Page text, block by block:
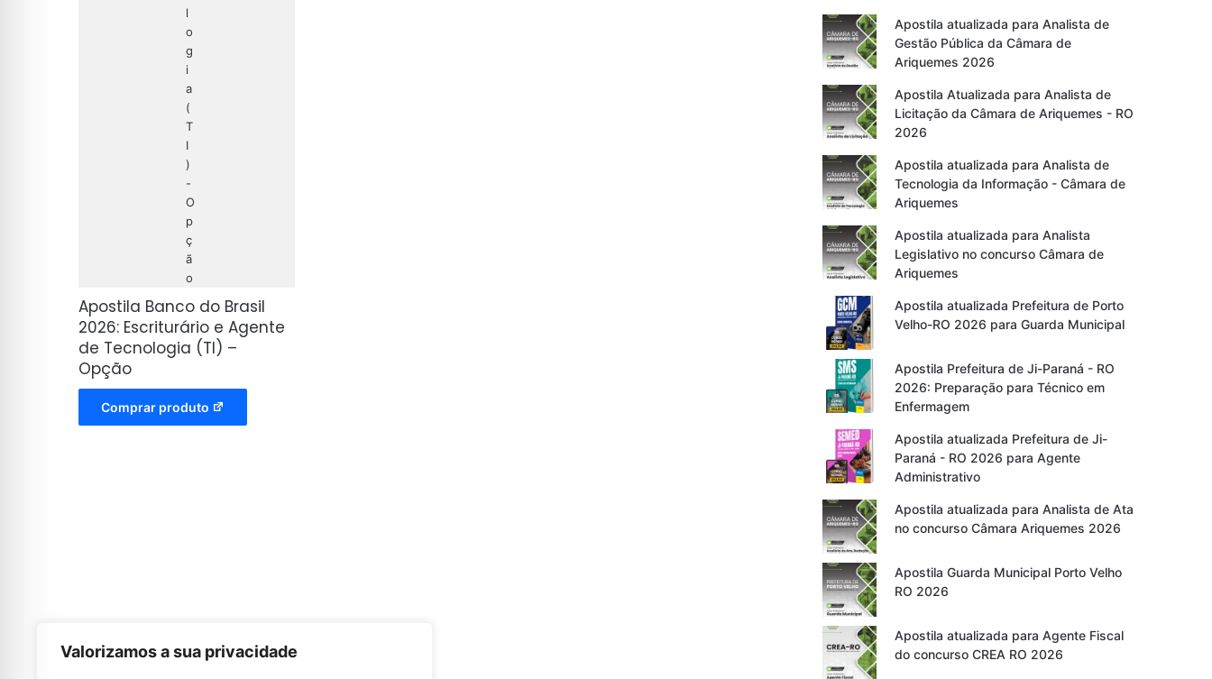
Valorizamos a sua privacidade
Apostila Banco do Brasil
2026: Escriturário e Agente
de Tecnologia (TI) –
Opção
Comprar produto
Apostila atualizada para Analista de
Gestão Pública da Câmara de
Ariquemes 2026
Apostila Atualizada para Analista de
Licitação da Câmara de Ariquemes - RO
2026
Apostila atualizada para Analista de
Tecnologia da Informação - Câmara de
Ariquemes
Apostila atualizada para Analista
Legislativo no concurso Câmara de
Ariquemes
Apostila atualizada Prefeitura de Porto
Velho-RO 2026 para Guarda Municipal
Apostila Prefeitura de Ji-Paraná - RO
2026: Preparação para Técnico em
Enfermagem
Apostila atualizada Prefeitura de Ji-
Paraná - RO 2026 para Agente
Administrativo
Apostila atualizada para Analista de Ata
no concurso Câmara Ariquemes 2026
Apostila Guarda Municipal Porto Velho
RO 2026
Apostila atualizada para Agente Fiscal
do concurso CREA RO 2026